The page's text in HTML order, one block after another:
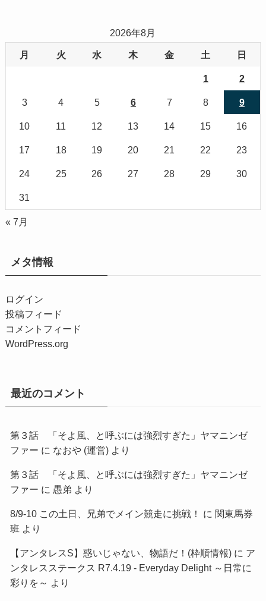
2026年8月
月 火 水 木 金 土 日
1 2
3 4 5 6 7 8 9
10 11 12 13 14 15 16
17 18 19 20 21 22 23
24 25 26 27 28 29 30
31
« 7月
メタ情報
ログイン
投稿フィード
コメントフィード
WordPress.org
最近のコメント
第３話 「そよ風、と呼ぶには強烈すぎた」ヤマニンゼ
ファー に なおや (運営)より
第３話 「そよ風、と呼ぶには強烈すぎた」ヤマニンゼ
ファー に 愚弟 より
8/9-10 この土日、兄弟でメイン競走に挑戦！ に 関東馬券
班 より
【アンタレスS】惑いじゃない、物語だ！(枠順情報)に ア
ンタレスステークス R7.4.19 - Everyday Delight ～日常に
彩りを～ より